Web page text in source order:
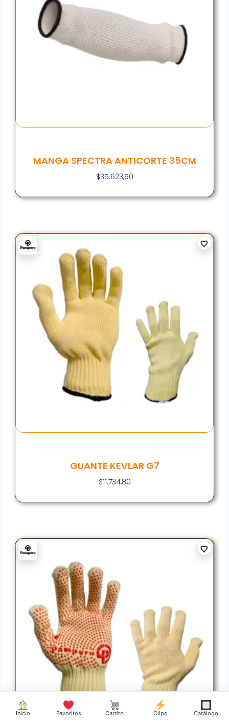
MANGA SPECTRA ANTICORTE 35CM
$35.623,50
GUANTE KEVLAR G7
$11.734,80
Inicio Favoritos Carrito Clips Catálogo